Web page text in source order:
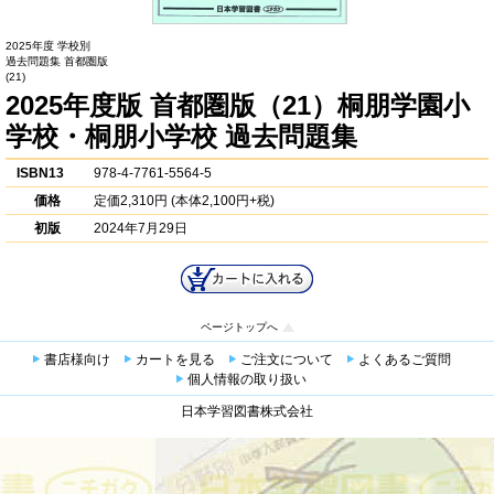
2025年度 学校別
過去問題集 首都圏版
(21)
2025年度版 首都圏版（21）桐朋学園小
学校・桐朋小学校 過去問題集
ISBN13
978-4-7761-5564-5
価格
定価2,310円 (本体2,100円+税)
初版
2024年7月29日
ページトップへ
書店様向け カートを見る ご注文について
よくあるご質問
個人情報の取り扱い
日本学習図書株式会社